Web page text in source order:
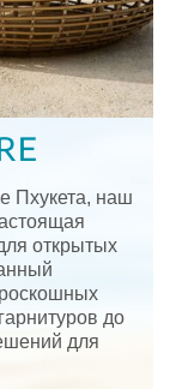
Пхукета, наш
открытых
до
для